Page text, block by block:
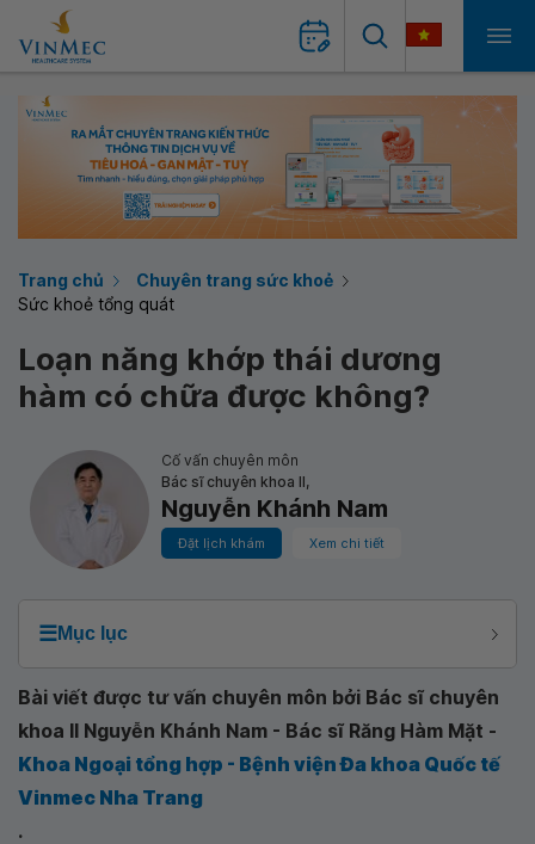
Trang chủ
Chuyên trang sức khoẻ
Sức khoẻ tổng quát
Loạn năng khớp thái dương
hàm có chữa được không?
Cố vấn chuyên môn
Bác sĩ chuyên khoa II,
Nguyễn Khánh Nam
Đặt lịch khám Xem chi tiết
☰Mục lục
Bài viết được tư vấn chuyên môn bởi Bác sĩ chuyên
khoa II Nguyễn Khánh Nam - Bác sĩ Răng Hàm Mặt -
Khoa Ngoại tổng hợp - Bệnh viện Đa khoa Quốc tế
Vinmec Nha Trang
.